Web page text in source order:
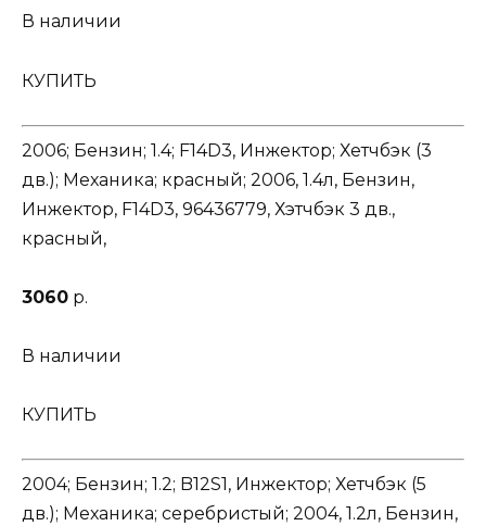
В наличии
КУПИТЬ
2006; Бензин; 1.4; F14D3, Инжектор; Хетчбэк (3
дв.); Механика; красный; 2006, 1.4л, Бензин,
Инжектор, F14D3, 96436779, Хэтчбэк 3 дв.,
красный,
3060 р.
В наличии
КУПИТЬ
2004; Бензин; 1.2; B12S1, Инжектор; Хетчбэк (5
дв.); Механика; серебристый; 2004, 1.2л, Бензин,